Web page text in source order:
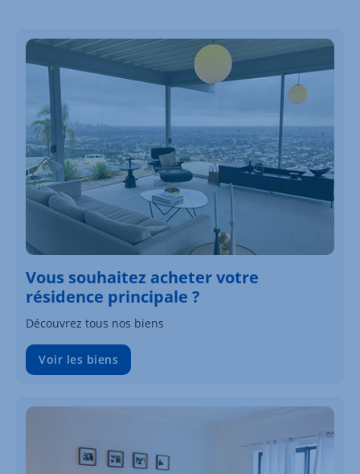
Vous souhaitez acheter votre
résidence principale ?
Découvrez tous nos biens
Voir les biens